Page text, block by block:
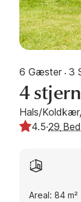
6 Gæster · 3
4
Hals/
4.5·29
Areal: 84 m²